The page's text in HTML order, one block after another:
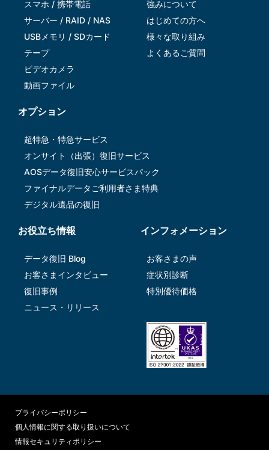
スマホ / 携帯電話
サーバー / RAID / NAS
USBメモリ / SDカード
テープ
ビデオカメラ
動画ファイル
強みについて
はじめての方へ
様々な取り組み
よくあるご質問
オプション
超特急・特急サービス
オンサイト（出張）復旧サービス
AOSデータ復旧安⼼サービスパック
ファイナルデータご利⽤者さま特典
デジタル遺品の復旧
お役立ち情報
データ復旧 Blog
お客さまインタビュー
復旧事例
ニュース・リリース
インフォメーション
お客さまの声
症状別診断
特別優待価格
プライバシーポリシー
個人情報に関する取り扱いについて
情報セキュリティポリシー